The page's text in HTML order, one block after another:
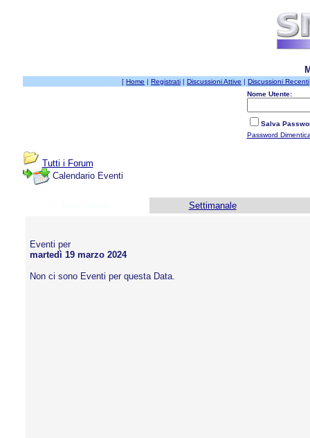
[ Home | Registrati | Discussioni Attive | Discussioni Recenti
Nome Utente:
Salva
Password
Tutti i Forum
Calendario Eventi
Settimanale
Eventi per
martedì 19 marzo 2024
Non ci sono Eventi per questa Data.